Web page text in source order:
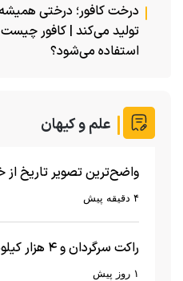
درخت کافور؛ درختی
تولید می‌کند | کافور چیست
استفاده می‌شود؟
علم و کیهان
واضح‌ترین تصویر تاریخ
۴ دقیقه پیش
راکت
هشت هزار و ۶۹۰ کیلومتر در ساعت به ماه برخورد کرد۱ روز پیش